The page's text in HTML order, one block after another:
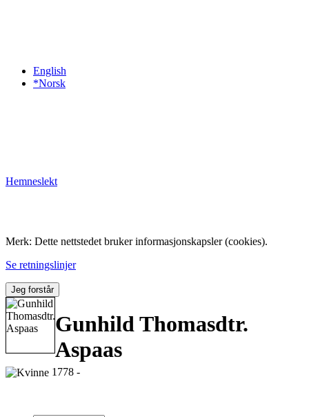
English
*Norsk
Hemneslekt
Merk: Dette nettstedet bruker informasjonskapsler (cookies).
Se retningslinjer
Jeg forstår
Gunhild Thomasdtr.
Aspaas
1778 -